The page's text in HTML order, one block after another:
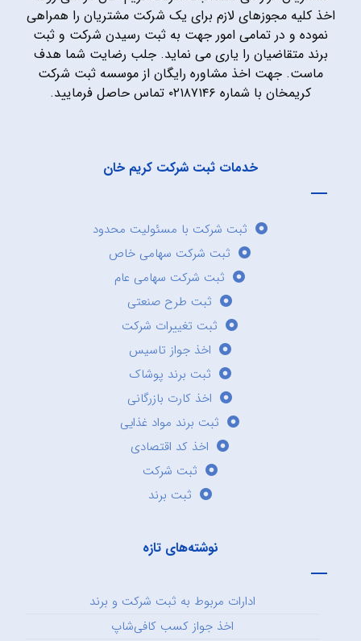
اخذ کلیه مجوزهای لازم برای یک شرکت مشتریان را همراهی
نموده و در تمامی امور جهت به ثبت رسیدن شرکت و ثبت
برند متقاضیان را یاری می نماید. جلب رضایت شما هدف
ماست. جهت اخذ مشاوره رایگان از موسسه ثبت شرکت
کریمخان با شماره ۰۲۱۸۷۱۴۶ تماس حاصل فرمایید.
خدمات ثبت شرکت کریم خان
ثبت شرکت با مسئولیت محدود
ثبت شرکت سهامی خاص
ثبت شرکت سهامی عام
ثبت طرح صنعتی
ثبت تغییرات شرکت
اخذ جواز تاسیس
ثبت برند پوشاک
اخذ کارت بازرگانی
ثبت برند مواد غذایی
اخذ کد اقتصادی
ثبت شرکت
ثبت برند
نوشته‌های تازه
ادارات مربوط به ثبت شرکت و برند
اخذ جواز کسب کافی‌شاپ